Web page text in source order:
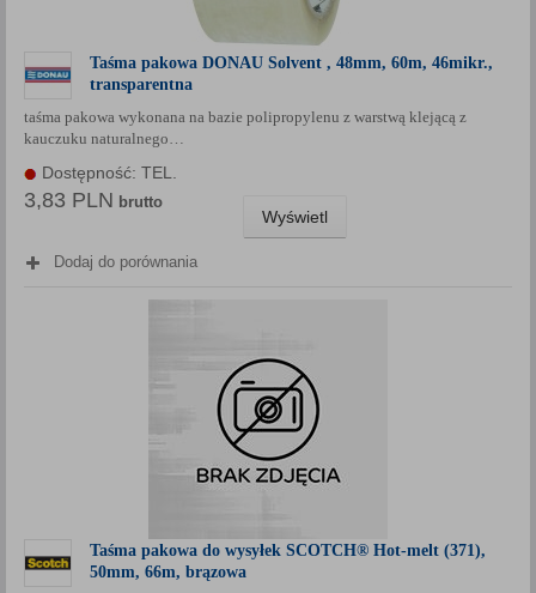
Taśma pakowa DONAU Solvent , 48mm, 60m, 46mikr.,
transparentna
taśma pakowa wykonana na bazie polipropylenu z warstwą klejącą z
kauczuku naturalnego…
Dostępność: TEL.
3,83 PLN brutto
Wyświetl
Dodaj do porównania
Taśma pakowa do wysyłek SCOTCH® Hot-melt (371),
50mm, 66m, brązowa